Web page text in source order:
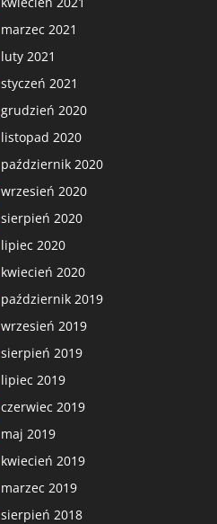
marzec 2021
luty 2021
styczeń 2021
grudzień 2020
listopad 2020
październik 2020
wrzesień 2020
sierpień 2020
lipiec 2020
kwiecień 2020
październik 2019
wrzesień 2019
sierpień 2019
lipiec 2019
czerwiec 2019
maj 2019
kwiecień 2019
marzec 2019
sierpień 2018